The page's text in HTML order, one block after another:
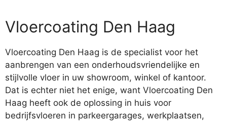
Vloercoating Den Haag
Vloercoating Den Haag is de specialist voor het
aanbrengen van een onderhoudsvriendelijke en
stijlvolle vloer in uw showroom, winkel of kantoor.
Dat is echter niet het enige, want Vloercoating Den
Haag heeft ook de oplossing in huis voor
bedrijfsvloeren in parkeergarages, werkplaatsen,